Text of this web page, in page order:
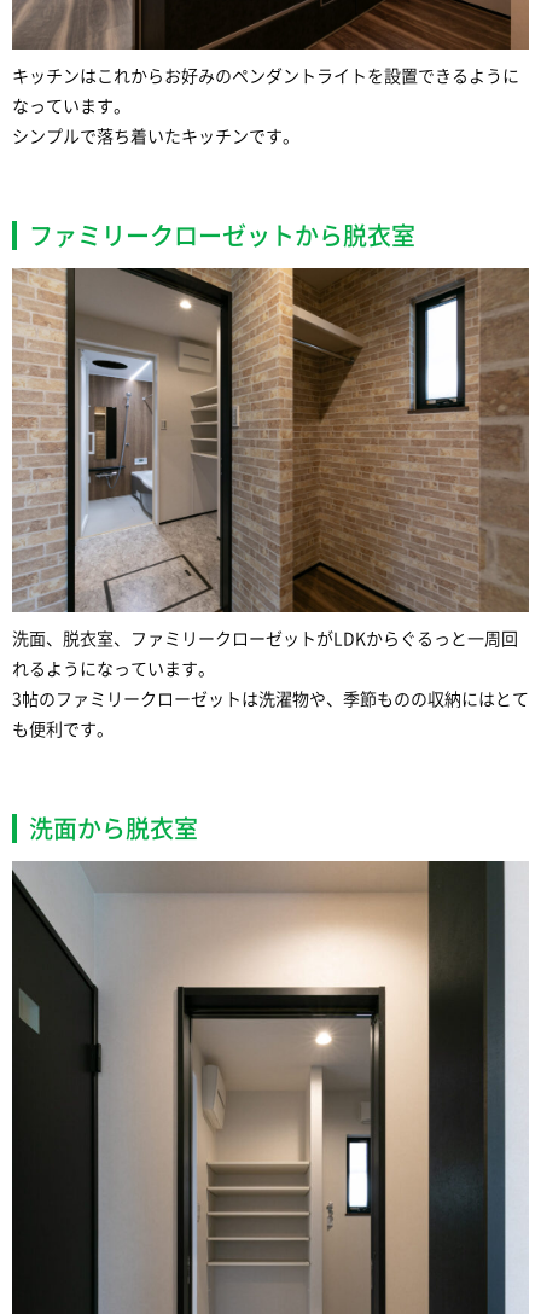
キッチンはこれからお好みのペンダントライトを設置できるように
なっています。
シンプルで落ち着いたキッチンです。
ファミリークローゼットから脱衣室
洗面、脱衣室、ファミリークローゼットがLDKからぐるっと一周回
れるようになっています。
3帖のファミリークローゼットは洗濯物や、季節ものの収納にはとて
も便利です。
洗面から脱衣室